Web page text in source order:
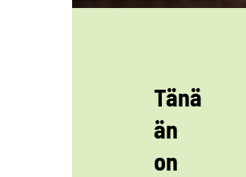
Tänä
än
on